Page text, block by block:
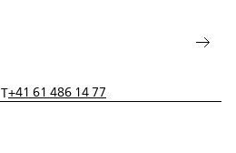
T+41 61 486 14 77